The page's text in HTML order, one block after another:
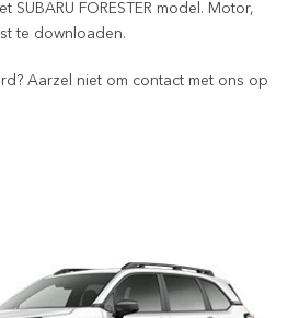
FORESTER model. Motor,
te downloaden.
Aarzel niet om contact met ons op